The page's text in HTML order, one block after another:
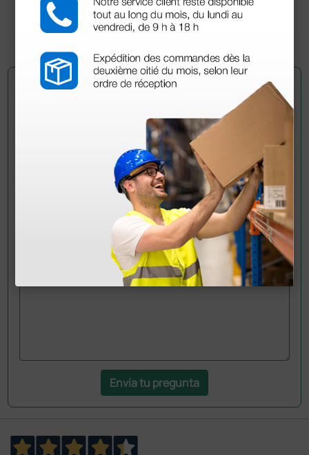
(Precio sin IVA)
Pregúntale a un colega
¿Todavía tienes alguna duda? ¿Necesitas más
Envía ahora mismo tu pregunta a los colegas que ya
han adquirido este producto.
Envía tu pregunta